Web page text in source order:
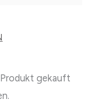
gekauft